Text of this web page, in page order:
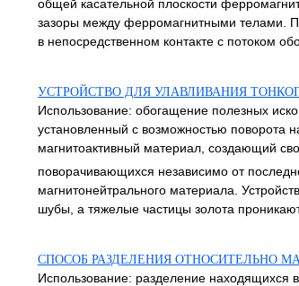
общей касательной плоскости
зазоры между ферромагнитными телами.
в непосредственном контакте с потоком
УСТРОЙСТВО ДЛЯ УЛАВЛИВАНИЯ
Использование: обогащение полезных
установленный с возможностью
магнитоактивный материал, создающий
поворачивающихся независимо от
магнитонейтрального материала.
шубы, а тяжелые частицы золота
СПОСОБ РАЗДЕЛЕНИЯ ОТНОСИТЕЛЬНО
Использование: разделение находящихся